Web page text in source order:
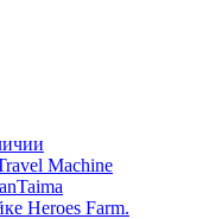
Machine
Heroes Farm.